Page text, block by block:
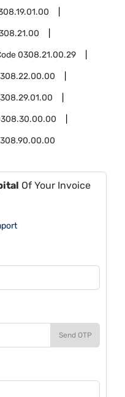
0308.21.00.29
Of Your Invoice
Send OTP